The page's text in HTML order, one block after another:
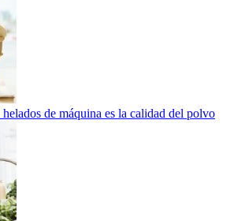
de máquina es la calidad del polvo